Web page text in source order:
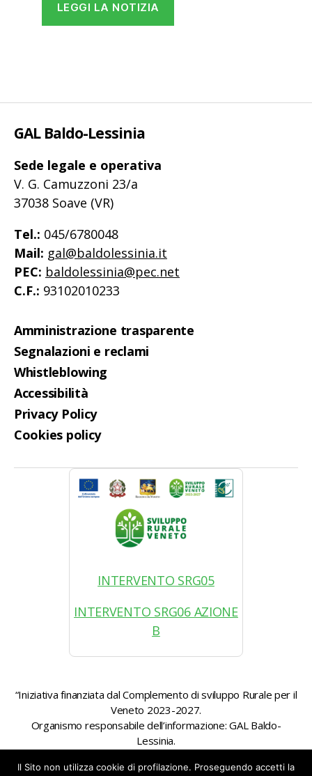
LEGGI LA NOTIZIA
GAL Baldo-Lessinia
Sede legale e operativa
V. G. Camuzzoni 23/a
37038 Soave (VR)
Tel.: 045/6780048
Mail: gal@baldolessinia.it
PEC: baldolessinia@pec.net
C.F.: 93102010233
Amministrazione trasparente
Segnalazioni e reclami
Whistleblowing
Accessibilità
Privacy Policy
Cookies policy
INTERVENTO SRG05
INTERVENTO SRG06 AZIONE
B
“Iniziativa finanziata dal Complemento di sviluppo Rurale per il
Veneto 2023-2027.
Organismo responsabile dell’informazione: GAL Baldo-
Lessinia.
Bonifica e Irrigazione”
Il Sito non utilizza cookie di profilazione. Proseguendo accetti la